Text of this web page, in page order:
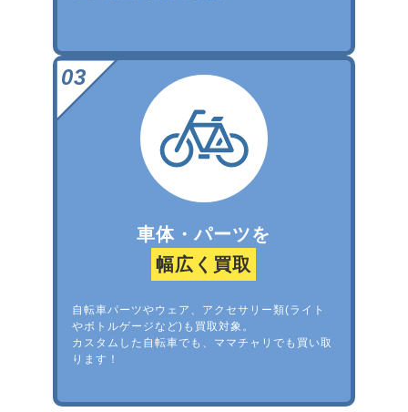
車体・パーツを
幅広く買取
自転車パーツやウェア、アクセサリー類(ライト
やボトルゲージなど)も買取対象。
カスタムした自転車でも、ママチャリでも買い取
ります！